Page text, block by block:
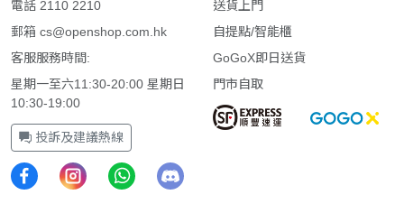
電話 2110 2210
郵箱 cs@openshop.com.hk
客服服務時間:
星期一至六11:30-20:00 星期日
10:30-19:00
投訴及建議熱線
送貨上門
自提點/智能櫃
GoGoX即日送貨
門市自取